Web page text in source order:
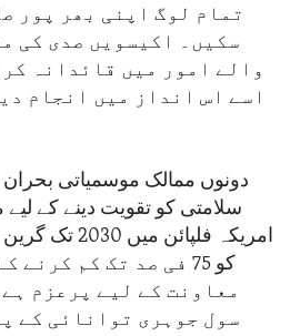
تمام لوگ اپنی بھر پور
سکیں۔ اکیسویں صدی کی
والے امور میں قائدانہ
اسے اس انداز میں انجام
دونوں ممالک موسمیاتی بحران
سلامتی کو تقویت دینے کے
امریکہ
کو 75 فی صد تک کم
معاونت کے لیے پرعزم
سول جوہری توانائی کے